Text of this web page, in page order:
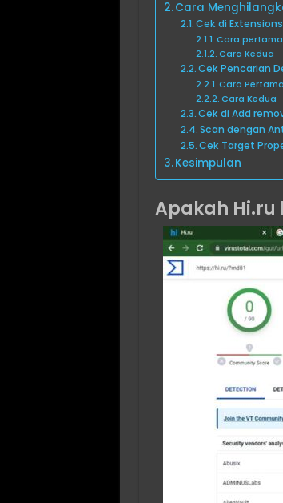
Cara
Cek di Extensions
Cara pertama
Cara Kedua
Cek Pencarian
Cara Pertama
Cara Kedua
Cek di Add
Scan dengan
Cek Target
Kesimpulan
Apakah